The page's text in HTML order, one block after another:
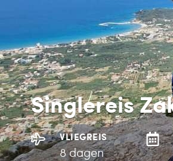
Singlereis
VLIEGREIS
8 dagen